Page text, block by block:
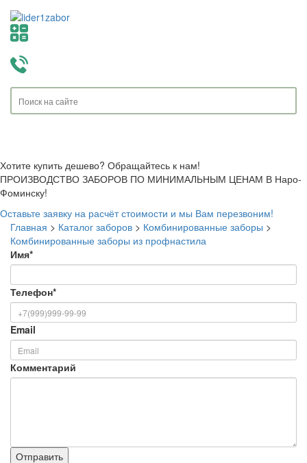
Хотите купить дешево? Обращайтесь к нам!
ПРОИЗВОДСТВО ЗАБОРОВ ПО МИНИМАЛЬНЫМ ЦЕНАМ В Наро-
Фоминску!
Оставьте заявку на расчёт стоимости и мы Вам перезвоним!
Главная > Каталог заборов > Комбинированные заборы >
Комбинированные заборы из профнастила
Имя*
Телефон*
Email
Комментарий